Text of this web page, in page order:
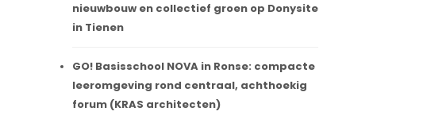
nieuwbouw en collectief groen op Donysite
in Tienen
GO! Basisschool NOVA in Ronse: compacte
leeromgeving rond centraal, achthoekig
forum (KRAS architecten)